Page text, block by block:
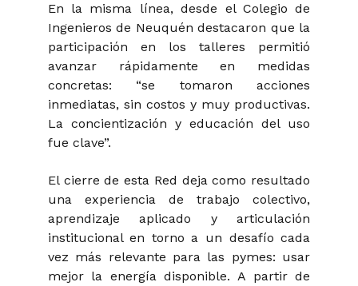
En la misma línea, desde el Colegio de
Ingenieros de Neuquén destacaron que la
participación en los talleres permitió
avanzar rápidamente en medidas
concretas: “se tomaron acciones
inmediatas, sin costos y muy productivas.
La concientización y educación del uso
fue clave”.
El cierre de esta Red deja como resultado
una experiencia de trabajo colectivo,
aprendizaje aplicado y articulación
institucional en torno a un desafío cada
vez más relevante para las pymes: usar
mejor la energía disponible. A partir de